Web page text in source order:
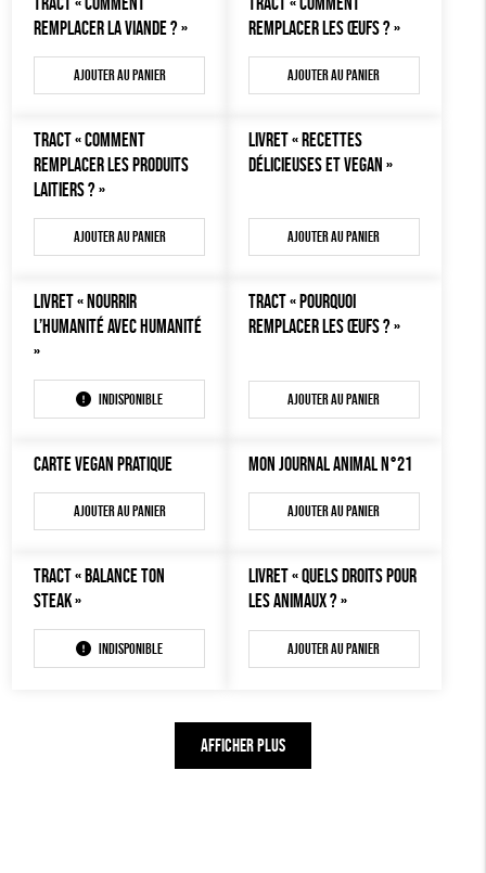
AUTRES OUTILS ÉDUCATIFS
LIBRAIRIE
CUISINE / NUTRITION
ESSAIS
BADGES
REMPLACER LA VIANDE ? »
Ajouter au panier
REMPLACER LES ŒUFS ? »
Ajouter au panier
TRACT « COMMENT
REMPLACER LES PRODUITS
LAITIERS ? »
Ajouter au panier
LIVRET « RECETTES
DÉLICIEUSES ET VEGAN »
Ajouter au panier
LIVRET « NOURRIR
L’HUMANITÉ AVEC HUMANITÉ
»
Indisponible
TRACT « POURQUOI
REMPLACER LES ŒUFS ? »
Ajouter au panier
CARTE VEGAN PRATIQUE
Ajouter au panier
MON JOURNAL ANIMAL N°21
Ajouter au panier
TRACT « BALANCE TON
STEAK »
Indisponible
LIVRET « QUELS DROITS POUR
LES ANIMAUX ? »
Ajouter au panier
AFFICHER PLUS